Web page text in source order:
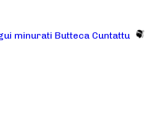
minurati Butteca Cuntattu